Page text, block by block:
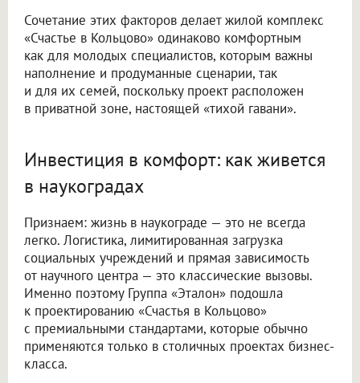
Сочетание этих факторов делает жилой комплекс
«Счастье в Кольцово» одинаково комфортным
как для молодых специалистов, которым важны
наполнение и продуманные сценарии, так
и для их семей, поскольку проект расположен
в приватной зоне, настоящей «тихой гавани».
Инвестиция в комфорт: как живется
в наукоградах
Признаем: жизнь в наукограде — это не всегда
легко. Логистика, лимитированная загрузка
социальных учреждений и прямая зависимость
от научного центра — это классические вызовы.
Именно поэтому Группа «Эталон» подошла
к проектированию «Счастья в Кольцово»
с премиальными стандартами, которые обычно
применяются только в столичных проектах бизнес-
класса.